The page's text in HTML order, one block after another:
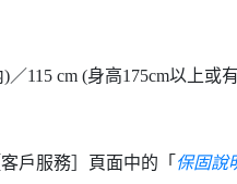
／115 cm (身高175cm以上或
戶服務］頁面中的「 保固說